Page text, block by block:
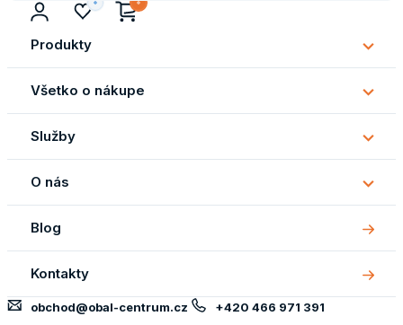
Produkty
Všetko o nákupe
o
Služby
O nás
O
nás
Blog
Kontakty
obchod@obal-centrum.cz +420 466 971 391